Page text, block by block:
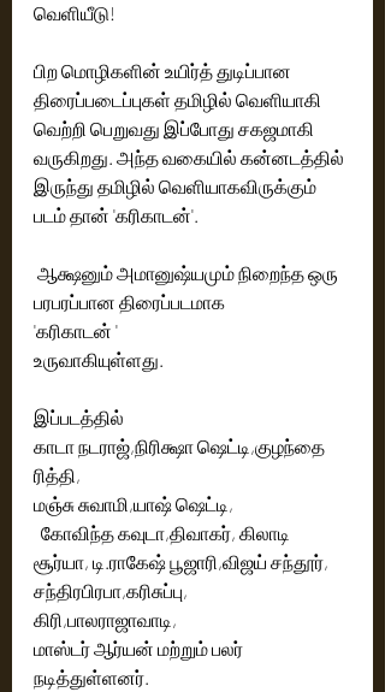
வெளியீடு!
பிற மொழிகளின் உயிர்த் துடிப்பான
திரைப்படைப்புகள் தமிழில் வெளியாகி
வெற்றி பெறுவது இப்போது சகஜமாகி
வருகிறது. அந்த வகையில் கன்னடத்தில்
இருந்து தமிழில் வெளியாகவிருக்கும்
படம் தான் 'கரிகாடன்'.
பரபரப்பான திரைப்படமாக
'கரிகாடன் '
உருவாகியுள்ளது.
இப்படத்தில்
காடா நடராஜ்,நிரிக்ஷா ஷெட்டி,குழந்தை
ரித்தி,
மஞ்சு சுவாமி,யாஷ் ஷெட்டி,
சூர்யா, டி.ராகேஷ் பூஜாரி,விஜய் சந்தூர்,
சந்திரபிரபா,கரிசுப்பு,
கிரி,பாலராஜாவாடி,
மாஸ்டர் ஆர்யன் மற்றும் பலர்
நடித்துள்ளனர்.